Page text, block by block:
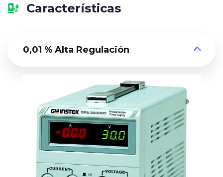
Características
0,01 % Alta Regulación